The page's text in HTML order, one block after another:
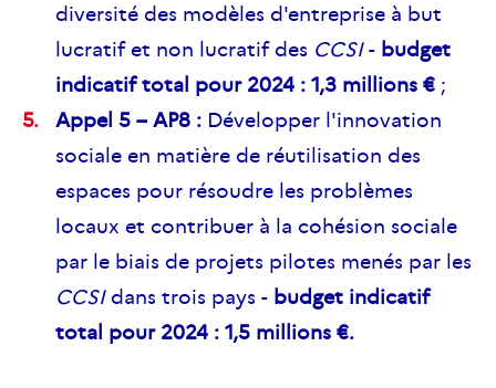
diversité des modèles d'entreprise à but
lucratif et non lucratif des CCSI- budget
indicatif total pour 2024 : 1,3 millions € ;
Appel 5 – AP8 : Développer l'innovation
sociale en matière de réutilisation des
espaces pour résoudre les problèmes
locaux et contribuer à la cohésion sociale
par le biais de projets pilotes menés par les
CCSIdans trois pays - budget indicatif
total pour 2024 : 1,5 millions €.